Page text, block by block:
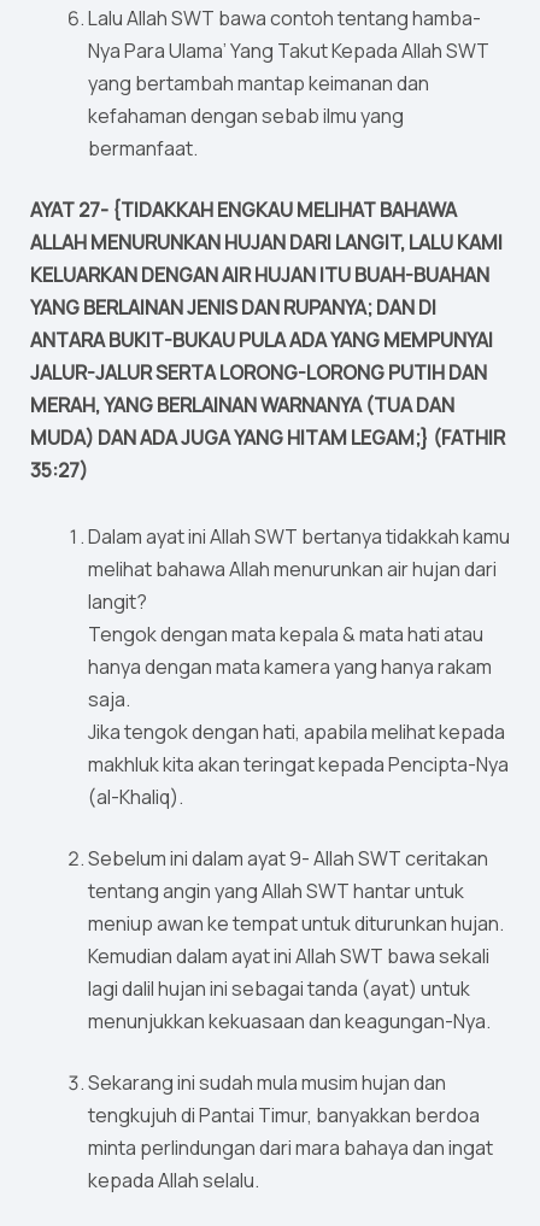
Lalu Allah SWT bawa contoh tentang hamba-
Nya Para Ulama’ Yang Takut Kepada Allah SWT
yang bertambah mantap keimanan dan
kefahaman dengan sebab ilmu yang
bermanfaat.
AYAT 27- {TIDAKKAH ENGKAU MELIHAT BAHAWA
ALLAH MENURUNKAN HUJAN DARI LANGIT, LALU KAMI
KELUARKAN DENGAN AIR HUJAN ITU BUAH-BUAHAN
YANG BERLAINAN JENIS DAN RUPANYA; DAN DI
ANTARA BUKIT-BUKAU PULA ADA YANG MEMPUNYAI
JALUR-JALUR SERTA LORONG-LORONG PUTIH DAN
MERAH, YANG BERLAINAN WARNANYA (TUA DAN
MUDA) DAN ADA JUGA YANG HITAM LEGAM;} (FATHIR
35:27)
Dalam ayat ini Allah SWT bertanya tidakkah kamu
melihat bahawa Allah menurunkan air hujan dari
langit?
Tengok dengan mata kepala & mata hati atau
hanya dengan mata kamera yang hanya rakam
saja.
Jika tengok dengan hati, apabila melihat kepada
makhluk kita akan teringat kepada Pencipta-Nya
(al-Khaliq).
Sebelum ini dalam ayat 9- Allah SWT ceritakan
tentang angin yang Allah SWT hantar untuk
meniup awan ke tempat untuk diturunkan hujan.
Kemudian dalam ayat ini Allah SWT bawa sekali
lagi dalil hujan ini sebagai tanda (ayat) untuk
menunjukkan kekuasaan dan keagungan-Nya.
Sekarang ini sudah mula musim hujan dan
tengkujuh di Pantai Timur, banyakkan berdoa
minta perlindungan dari mara bahaya dan ingat
kepada Allah selalu.